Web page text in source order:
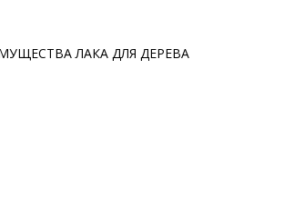
ЛАКА ДЛЯ ДЕРЕВА